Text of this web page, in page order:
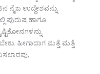
ನೈಜ ಉದ್ದೇಶವನ್ನು
ಪುರುಷ ಹಾಗೂ
ಹೀಗಾದಾಗ ಮತ್ತೆ ಮತ್ತೆ